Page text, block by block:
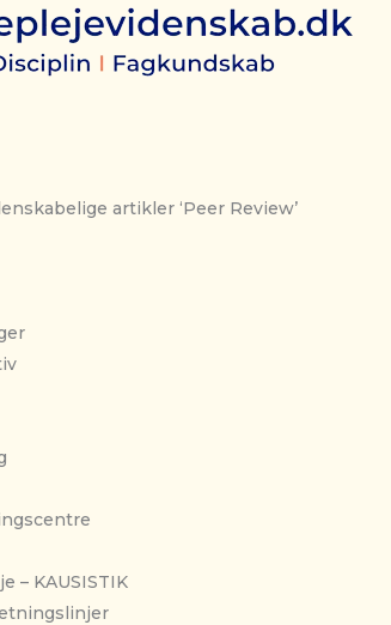
artikler ‘Peer Review’
– KAUSISTIK